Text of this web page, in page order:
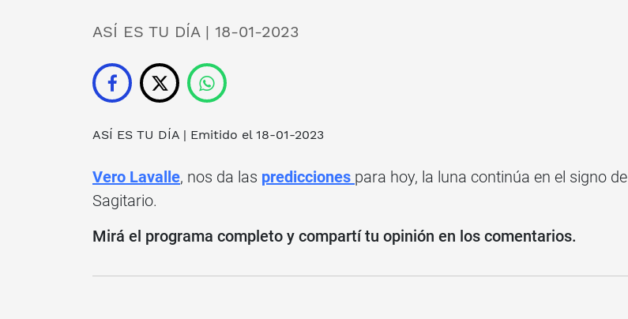
ASÍ ES TU DÍA | 18-01-2023
ASÍ ES TU DÍA | Emitido el 18-01-2023
Vero Lavalle, nos da las predicciones para hoy, la luna continúa en el signo de
Sagitario.
Mirá el programa completo y compartí tu opinión en los comentarios.